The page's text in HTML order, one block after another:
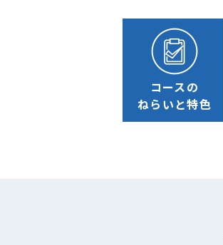
コースの
ねらいと特色